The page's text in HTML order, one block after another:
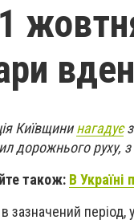
Київщининагадуєз
дорожнього руху,
також: В Україні
зазначений період,